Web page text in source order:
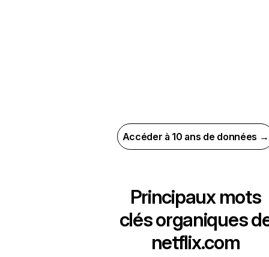
Accéder à 10 ans de données →
Principaux mots
clés organiques
netflix.com